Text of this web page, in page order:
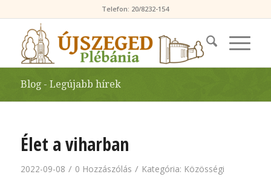
Telefon: 20/8232-154
Blog - Legújabb hírek
Élet a viharban
2022-09-08 / 0 Hozzászólás / Kategória: Közösségi